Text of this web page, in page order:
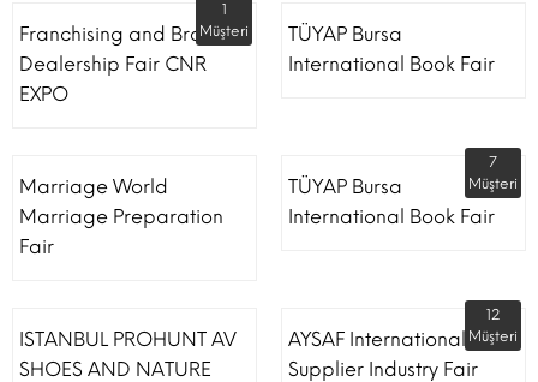
Franchising and Brand
Dealership Fair CNR
EXPO
1
Müşteri
TÜYAP Bursa
International Book Fair
Marriage World
Marriage Preparation
Fair
TÜYAP Bursa
International Book Fair
7
Müşteri
ISTANBUL PROHUNT AV
SHOES AND NATURE
AYSAF International Shoe
Supplier Industry Fair
12
Müşteri